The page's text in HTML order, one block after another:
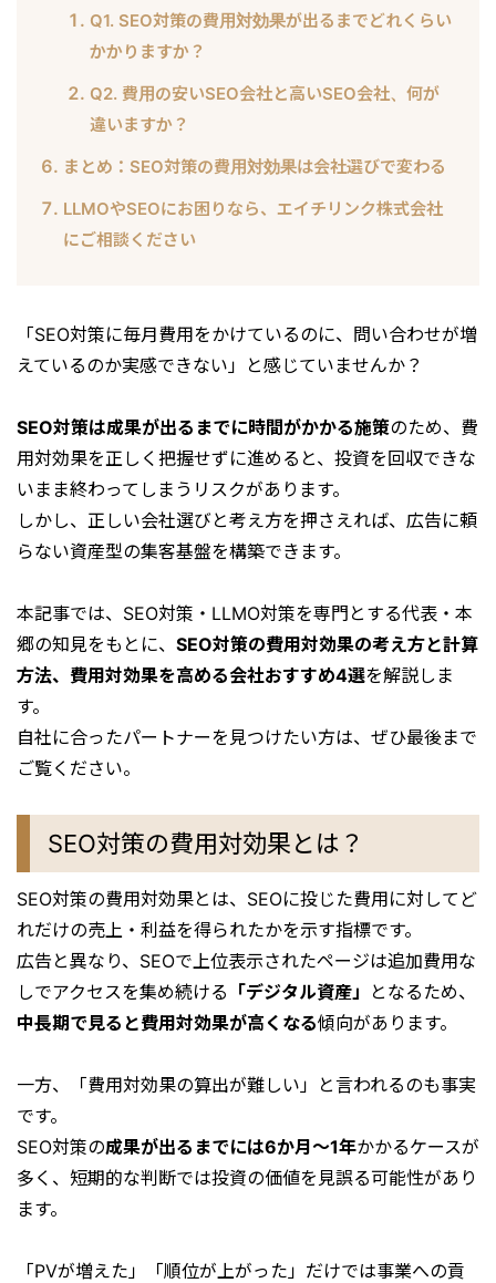
Q1. SEO対策の費用対効果が出るまでどれくらい
かかりますか？
Q2. 費用の安いSEO会社と高いSEO会社、何が
違いますか？
まとめ：SEO対策の費用対効果は会社選びで変わる
LLMOやSEOにお困りなら、エイチリンク株式会社
にご相談ください
「SEO対策に毎月費用をかけているのに、問い合わせが増
えているのか実感できない」と感じていませんか？
SEO対策は成果が出るまでに時間がかかる施策のため、費
用対効果を正しく把握せずに進めると、投資を回収できな
いまま終わってしまうリスクがあります。
しかし、正しい会社選びと考え方を押さえれば、広告に頼
らない資産型の集客基盤を構築できます。
本記事では、SEO対策・LLMO対策を専門とする代表・本
郷の知見をもとに、 SEO対策の費用対効果の考え方と計算
方法、費用対効果を高める会社おすすめ4選を解説しま
す。
自社に合ったパートナーを見つけたい方は、ぜひ最後まで
ご覧ください。
SEO対策の費用対効果とは？
SEO対策の費用対効果とは、SEOに投じた費用に対してど
れだけの売上・利益を得られたかを示す指標です。
広告と異なり、SEOで上位表示されたページは追加費用な
しでアクセスを集め続ける 「デジタル資産」
となるため、
中長期で見ると費用対効果が高くなる傾向があります。
一方、「費用対効果の算出が難しい」と言われるのも事実
です。
SEO対策の成果が出るまでには6か月〜1年かかるケースが
多く、短期的な判断では投資の価値を見誤る可能性があり
ます。
「PVが増えた」「順位が上がった」だけでは事業への貢